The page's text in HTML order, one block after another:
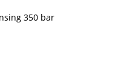
350 bar